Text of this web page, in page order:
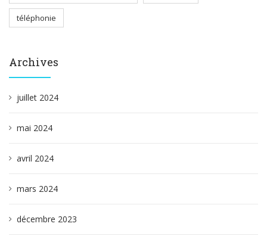
téléphonie
Archives
juillet 2024
mai 2024
avril 2024
mars 2024
décembre 2023